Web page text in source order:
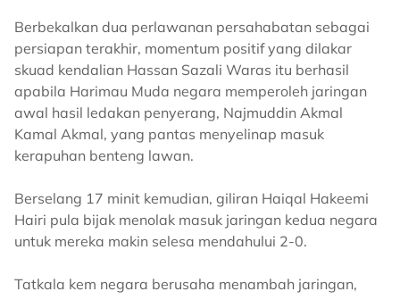
Berbekalkan dua perlawanan persahabatan sebagai
persiapan terakhir, momentum positif yang dilakar
skuad kendalian Hassan Sazali Waras itu berhasil
apabila Harimau Muda negara memperoleh jaringan
awal hasil ledakan penyerang, Najmuddin Akmal
Kamal Akmal, yang pantas menyelinap masuk
kerapuhan benteng lawan.
Berselang 17 minit kemudian, giliran Haiqal Hakeemi
Hairi pula bijak menolak masuk jaringan kedua negara
untuk mereka makin selesa mendahului 2-0.
Tatkala kem negara berusaha menambah jaringan,